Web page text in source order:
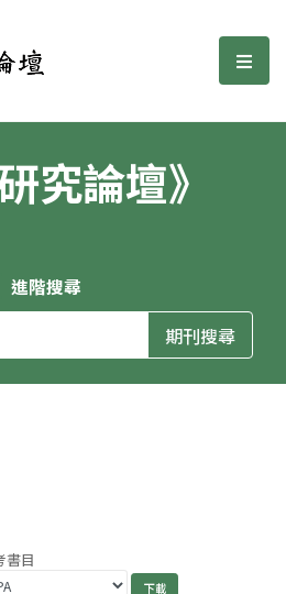
選
究論壇》
進階搜尋
書目